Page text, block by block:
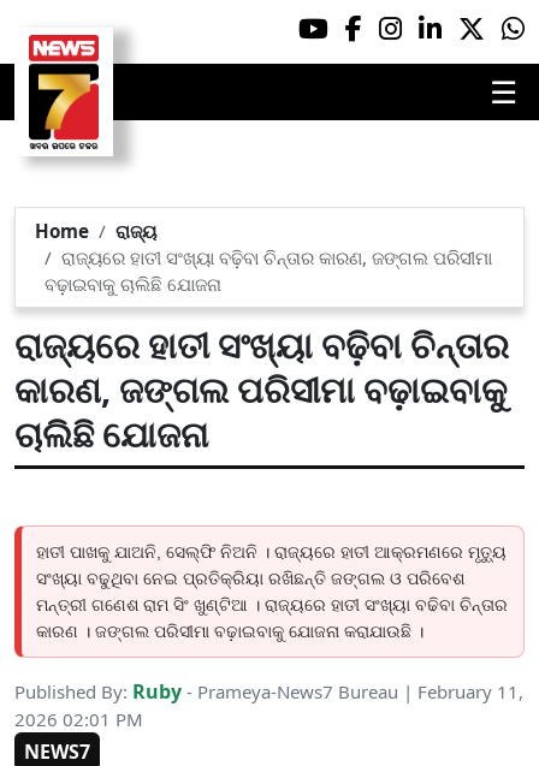
☰
Home
ରାଜ୍ୟ
ରାଜ୍ୟରେ ହାତୀ ସଂଖ୍ୟା ବଢ଼ିବା ଚିନ୍ତାର କାରଣ, ଜଙ୍ଗଲ ପରିସୀମା
ବଢ଼ାଇବାକୁ ଚାଲିଛି ଯୋଜନା
ରାଜ୍ୟରେ ହାତୀ ସଂଖ୍ୟା ବଢ଼ିବା ଚିନ୍ତାର
କାରଣ, ଜଙ୍ଗଲ ପରିସୀମା ବଢ଼ାଇବାକୁ
ଚାଲିଛି ଯୋଜନା
ହାତୀ ପାଖକୁ ଯାଅନି, ସେଲ୍ଫି ନିଅନି । ରାଜ୍ୟରେ ହାତୀ ଆକ୍ରମଣରେ ମୃତ୍ୟୁ
ସଂଖ୍ୟା ବଢୁଥିବା ନେଇ ପ୍ରତିକ୍ରିୟା ରଖିଛନ୍ତି ଜଙ୍ଗଲ ଓ ପରିବେଶ
ମନ୍ତ୍ରୀ ଗଣେଶ ରାମ ସିଂ ଖୁଣ୍ଟିଆ । ରାଜ୍ୟରେ ହାତୀ ସଂଖ୍ୟା ବଢିବା ଚିନ୍ତାର
କାରଣ । ଜଙ୍ଗଲ ପରିସୀମା ବଢ଼ାଇବାକୁ ଯୋଜନା କରାଯାଉଛି ।
Published By: Ruby - Prameya-News7 Bureau | February 11,
2026 02:01 PM
NEWS7